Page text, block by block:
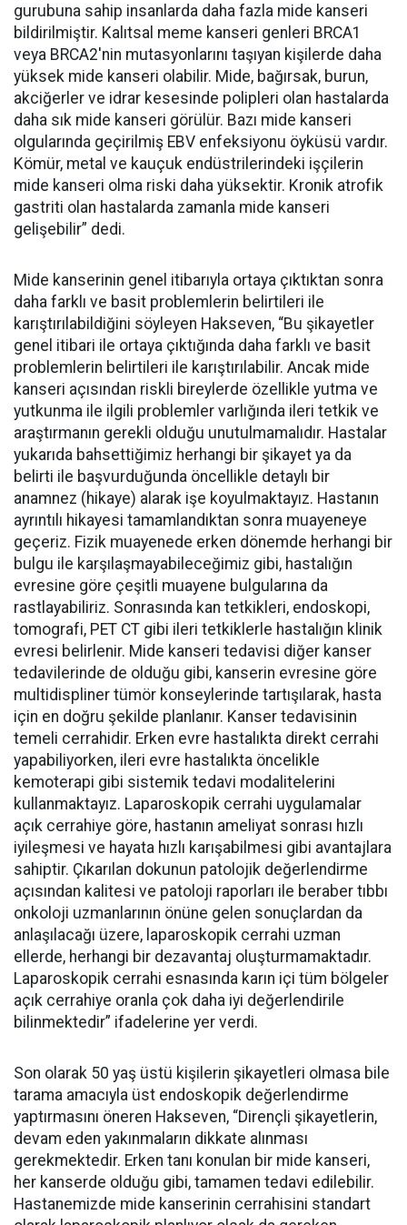
gurubuna sahip insanlarda daha fazla mide kanseri
bildirilmiştir. Kalıtsal meme kanseri genleri BRCA1
veya BRCA2'nin mutasyonlarını taşıyan kişilerde daha
yüksek mide kanseri olabilir. Mide, bağırsak, burun,
akciğerler ve idrar kesesinde polipleri olan hastalarda
daha sık mide kanseri görülür. Bazı mide kanseri
olgularında geçirilmiş EBV enfeksiyonu öyküsü vardır.
Kömür, metal ve kauçuk endüstrilerindeki işçilerin
mide kanseri olma riski daha yüksektir. Kronik atrofik
gastriti olan hastalarda zamanla mide kanseri
gelişebilir” dedi.
Mide kanserinin genel itibarıyla ortaya çıktıktan sonra
daha farklı ve basit problemlerin belirtileri ile
karıştırılabildiğini söyleyen Hakseven, “Bu şikayetler
genel itibari ile ortaya çıktığında daha farklı ve basit
problemlerin belirtileri ile karıştırılabilir. Ancak mide
kanseri açısından riskli bireylerde özellikle yutma ve
yutkunma ile ilgili problemler varlığında ileri tetkik ve
araştırmanın gerekli olduğu unutulmamalıdır. Hastalar
yukarıda bahsettiğimiz herhangi bir şikayet ya da
belirti ile başvurduğunda öncellikle detaylı bir
anamnez (hikaye) alarak işe koyulmaktayız. Hastanın
ayrıntılı hikayesi tamamlandıktan sonra muayeneye
geçeriz. Fizik muayenede erken dönemde herhangi bir
bulgu ile karşılaşmayabileceğimiz gibi, hastalığın
evresine göre çeşitli muayene bulgularına da
rastlayabiliriz. Sonrasında kan tetkikleri, endoskopi,
tomografi, PET CT gibi ileri tetkiklerle hastalığın klinik
evresi belirlenir. Mide kanseri tedavisi diğer kanser
tedavilerinde de olduğu gibi, kanserin evresine göre
multidispliner tümör konseylerinde tartışılarak, hasta
için en doğru şekilde planlanır. Kanser tedavisinin
temeli cerrahidir. Erken evre hastalıkta direkt cerrahi
yapabiliyorken, ileri evre hastalıkta öncelikle
kemoterapi gibi sistemik tedavi modalitelerini
kullanmaktayız. Laparoskopik cerrahi uygulamalar
açık cerrahiye göre, hastanın ameliyat sonrası hızlı
iyileşmesi ve hayata hızlı karışabilmesi gibi avantajlara
sahiptir. Çıkarılan dokunun patolojik değerlendirme
açısından kalitesi ve patoloji raporları ile beraber tıbbı
onkoloji uzmanlarının önüne gelen sonuçlardan da
anlaşılacağı üzere, laparoskopik cerrahi uzman
ellerde, herhangi bir dezavantaj oluşturmamaktadır.
Laparoskopik cerrahi esnasında karın içi tüm bölgeler
açık cerrahiye oranla çok daha iyi değerlendirile
bilinmektedir” ifadelerine yer verdi.
Son olarak 50 yaş üstü kişilerin şikayetleri olmasa bile
tarama amacıyla üst endoskopik değerlendirme
yaptırmasını öneren Hakseven, “Dirençli şikayetlerin,
devam eden yakınmaların dikkate alınması
gerekmektedir. Erken tanı konulan bir mide kanseri,
her kanserde olduğu gibi, tamamen tedavi edilebilir.
Hastanemizde mide kanserinin cerrahisini standart